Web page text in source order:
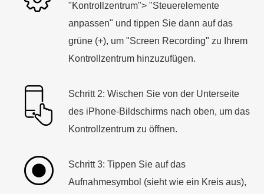
"Kontrollzentrum"> "Steuerelemente
anpassen" und tippen Sie dann auf das
grüne (+), um "Screen Recording" zu Ihrem
Kontrollzentrum hinzuzufügen.
Schritt 2: Wischen Sie von der Unterseite
des iPhone-Bildschirms nach oben, um das
Kontrollzentrum zu öffnen.
Schritt 3: Tippen Sie auf das
Aufnahmesymbol (sieht wie ein Kreis aus),